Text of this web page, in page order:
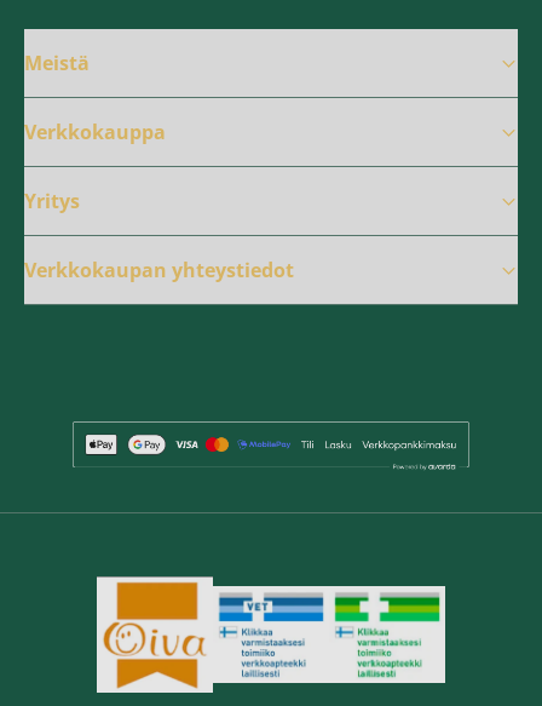
Meistä
Verkkokauppa
Yritys
Verkkokaupan yhteystiedot